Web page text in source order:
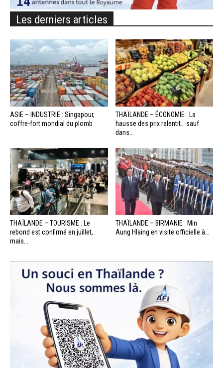
Les derniers articles
ASIE – INDUSTRIE : Singapour,
coffre-fort mondial du plomb
THAÏLANDE – ÉCONOMIE : La
hausse des prix ralentit… sauf
dans...
THAÏLANDE – TOURISME : Le
rebond est confirmé en juillet,
mais...
THAÏLANDE – BIRMANIE : Min
Aung Hlaing en visite officielle à...